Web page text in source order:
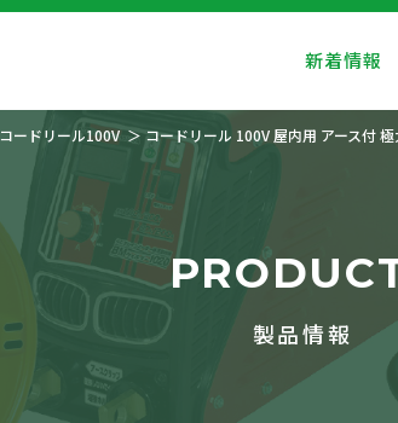
新着情報
コードリール100V コードリール 100V 屋内用 アース付
製品情報